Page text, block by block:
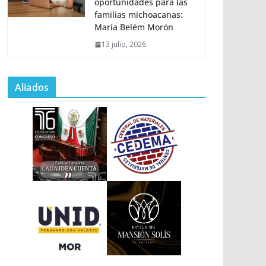
familias michoacanas:
María Belém Morón
13 julio, 2026
Aliados